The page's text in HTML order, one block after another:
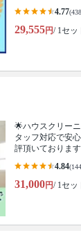
4.77
29,555円/ 1セッ
🌟ハウスクリー
タッフ対応で安
評頂いております
4.84
31,000円/ 1セッ